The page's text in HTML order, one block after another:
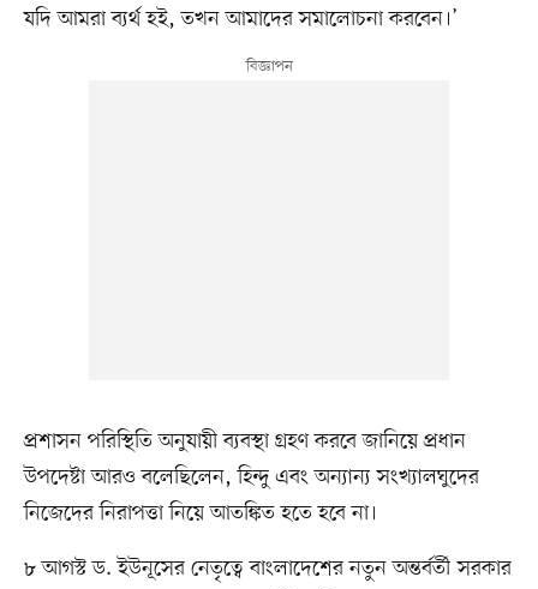
যদি আমরা ব্যর্থ হই, তখন আমাদের সমালোচনা করবেন।’
প্রশাসন পরিস্থিতি অনুযায়ী ব্যবস্থা গ্রহণ করবে জানিয়ে প্রধান
উপদেষ্টা আরও বলেছিলেন, হিন্দু এবং অন্যান্য সংখ্যালঘুদের
নিজেদের নিরাপত্তা নিয়ে আতঙ্কিত হতে হবে না।
৮ আগস্ট ড. ইউনূসের নেতৃত্বে বাংলাদেশের নতুন অন্তর্বর্তী সরকার